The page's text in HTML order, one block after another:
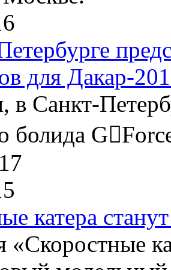
для Дакар-
в Санкт-
болида
катера